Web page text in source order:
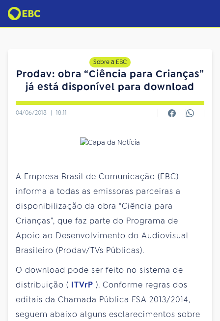
Sobre a EBC
Prodav: obra “Ciência para Crianças”
já está disponível para download
04/06/2018 | 18:11
A Empresa Brasil de Comunicação (EBC)
informa a todas as emissoras parceiras a
disponibilização da obra “Ciência para
Crianças”, que faz parte do Programa de
Apoio ao Desenvolvimento do Audiovisual
Brasileiro (Prodav/TVs Públicas).
O download pode ser feito no sistema de
distribuição ( ITVrP ). Conforme regras dos
editais da Chamada Pública FSA 2013/2014,
seguem abaixo alguns esclarecimentos sobre